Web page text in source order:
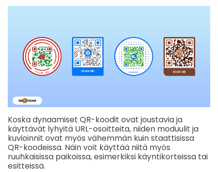
Koska dynaamiset QR-koodit ovat joustavia ja
käyttävät lyhyitä URL-osoitteita, niiden moduulit ja
kuvioinnit ovat myös vähemmän kuin staattisissa
QR-koodeissa. Näin voit käyttää niitä myös
ruuhkaisissa paikoissa, esimerkiksi käyntikorteissa tai
esitteissä.